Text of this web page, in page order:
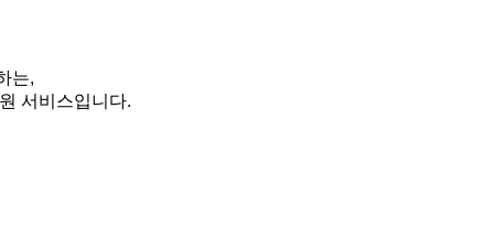
는,
서비스입니다.